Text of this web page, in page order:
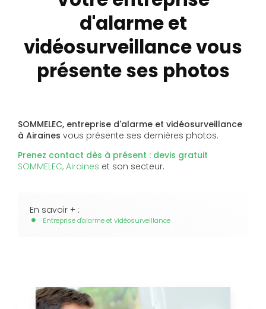
d'alarme et
vidéosurveillance vous
présente ses photos
SOMMELEC, entreprise d'alarme et vidéosurveillance
à Airaines vous présente ses dernières photos.
Prenez contact dès à présent : devis gratuit
SOMMELEC, Airaines et son secteur.
En savoir + :
Entreprise d'alarme et vidéosurveillance